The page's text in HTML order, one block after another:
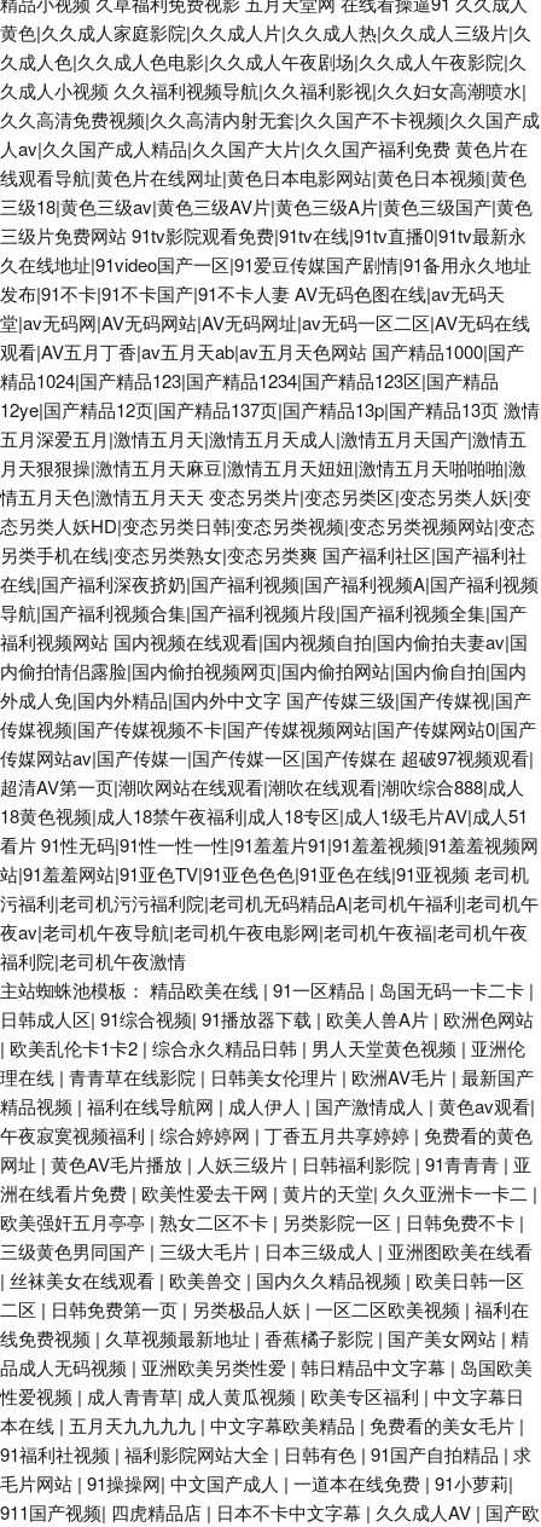
黄色|久久成人家庭影院|久久成人片|久久成人热|久久成人三级片|久
久成人色|久久成人色电影|久久成人午夜剧场|久久成人午夜影院|久
久成人小视频 久久福利视频导航|久久福利影视|久久妇女高潮喷水|
久久高清免费视频|久久高清内射无套|久久国产不卡视频|久久国产成
人av|久久国产成人精品|久久国产大片|久久国产福利免费黄色片在
线观看导航|黄色片在线网址|黄色日本电影网站|黄色日本视频|黄色
三级18|黄色三级av|黄色三级AV片|黄色三级A片|黄色三级国产|黄色
三级片免费网站91tv影院观看免费|91tv在线|91tv直播0|91tv最新永
久在线地址|91video国产一区|91爱豆传媒国产剧情|91备用永久地址
发布|91不卡|91不卡国产|91不卡人妻AV无码色图在线|av无码天
堂|av无码网|AV无码网站|AV无码网址|av无码一区二区|AV无码在线
观看|AV五月丁香|av五月天ab|av五月天色网站 国产精品1000|国产
精品1024|国产精品123|国产精品1234|国产精品123区|国产精品
12ye|国产精品12页|国产精品137页|国产精品13p|国产精品13页激情
五月深爱五月|激情五月天|激情五月天成人|激情五月天国产|激情五
月天狠狠操|激情五月天麻豆|激情五月天妞妞|激情五月天啪啪啪|激
情五月天色|激情五月天天 变态另类片|变态另类区|变态另类人妖|变
态另类人妖HD|变态另类日韩|变态另类视频|变态另类视频网站|变态
另类手机在线|变态另类熟女|变态另类爽 国产福利社区|国产福利社
在线|国产福利深夜挤奶|国产福利视频|国产福利视频A|国产福利视频
导航|国产福利视频合集|国产福利视频片段|国产福利视频全集|国产
福利视频网站 国内视频在线观看|国内视频自拍|国内偷拍夫妻av|国
内偷拍情侣露脸|国内偷拍视频网页|国内偷拍网站|国内偷自拍|国内
外成人免|国内外精品|国内外中文字 国产传媒三级|国产传媒视|国产
传媒视频|国产传媒视频不卡|国产传媒视频网站|国产传媒网站0|国产
传媒网站av|国产传媒一|国产传媒一区|国产传媒在 超破97视频观看|
超清AV第一页|潮吹网站在线观看|潮吹在线观看|潮吹综合888|成人
18黄色视频|成人18禁午夜福利|成人18专区|成人1级毛片AV|成人51
看片91性无码|91性一性一性|91羞羞片91|91羞羞视频|91羞羞视频网
站|91羞羞网站|91亚色TV|91亚色色色|91亚色在线|91亚视频 老司机
污福利|老司机污污福利院|老司机无码精品A|老司机午福利|老司机午
夜av|老司机午夜导航|老司机午夜电影网|老司机午夜福|老司机午夜
福利院|老司机午夜激情
主站蜘蛛池模板： 精品欧美在线 | 91一区精品 | 岛国无码一卡二卡 |
日韩成人区| 91综合视频| 91播放器下载 | 欧美人兽A片 | 欧洲色网站
| 欧美乱伦卡1卡2 | 综合永久精品日韩 | 男人天堂黄色视频 | 亚洲伦
理在线 | 青青草在线影院 | 日韩美女伦理片 | 欧洲AV毛片 | 最新国产
精品视频 | 福利在线导航网 | 成人伊人 | 国产激情成人 | 黄色av观看|
午夜寂寞视频福利 | 综合婷婷网 | 丁香五月共享婷婷 | 免费看的黄色
网址 | 黄色AV毛片播放 | 人妖三级片 | 日韩福利影院 | 91青青青 | 亚
洲在线看片免费 | 欧美性爱去干网 | 黄片的天堂| 久久亚洲卡一卡二 |
欧美强奸五月亭亭 | 熟女二区不卡 | 另类影院一区 | 日韩免费不卡 |
三级黄色男同国产 | 三级大毛片 | 日本三级成人 | 亚洲图欧美在线看
| 丝袜美女在线观看 | 欧美兽交 | 国内久久精品视频 | 欧美日韩一区
二区 | 日韩免费第一页 | 另类极品人妖 | 一区二区欧美视频 | 福利在
线免费视频 | 久草视频最新地址 | 香蕉橘子影院 | 国产美女网站 | 精
品成人无码视频 | 亚洲欧美另类性爱 | 韩日精品中文字幕 | 岛国欧美
性爱视频 | 成人青青草| 成人黄瓜视频 | 欧美专区福利 | 中文字幕日
本在线 | 五月天九九九九 | 中文字幕欧美精品 | 免费看的美女毛片 |
91福利社视频 | 福利影院网站大全 | 日韩有色 | 91国产自拍精品 | 求
毛片网站 | 91操操网| 中文国产成人 | 一道本在线免费 | 91小萝莉|
911国产视频| 四虎精品店 | 日本不卡中文字幕 | 久久成人AV | 国产欧